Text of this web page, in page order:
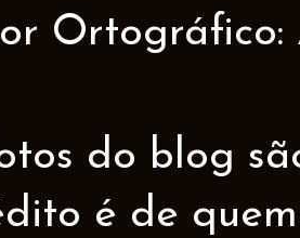
Ortográfico:
do blog
é de